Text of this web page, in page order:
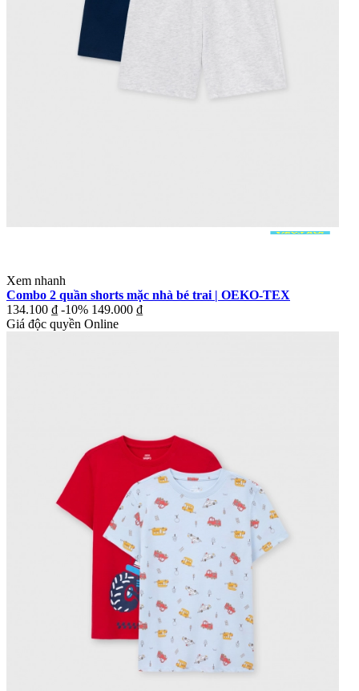
Xem nhanh
Combo 2 quần shorts mặc nhà bé trai | OEKO-TEX
134.100 ₫ -10% 149.000 ₫
Giá độc quyền Online